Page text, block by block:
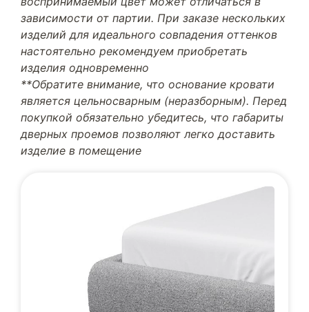
зависимости от партии. При заказе нескольких
изделий для идеального совпадения оттенков
настоятельно рекомендуем приобретать
изделия одновременно
**Обратите внимание, что основание кровати
является цельносварным (неразборным). Перед
покупкой обязательно убедитесь, что габариты
дверных проемов позволяют легко доставить
изделие в помещение